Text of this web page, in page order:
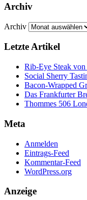
Archiv
Archiv
Letzte Artikel
Rib-Eye Steak
Social Sherry
Bacon-Wrapped
Das Frankfurter
Thommes 506
Meta
Anmelden
Eintrags-Feed
Kommentar-Feed
WordPress.org
Anzeige